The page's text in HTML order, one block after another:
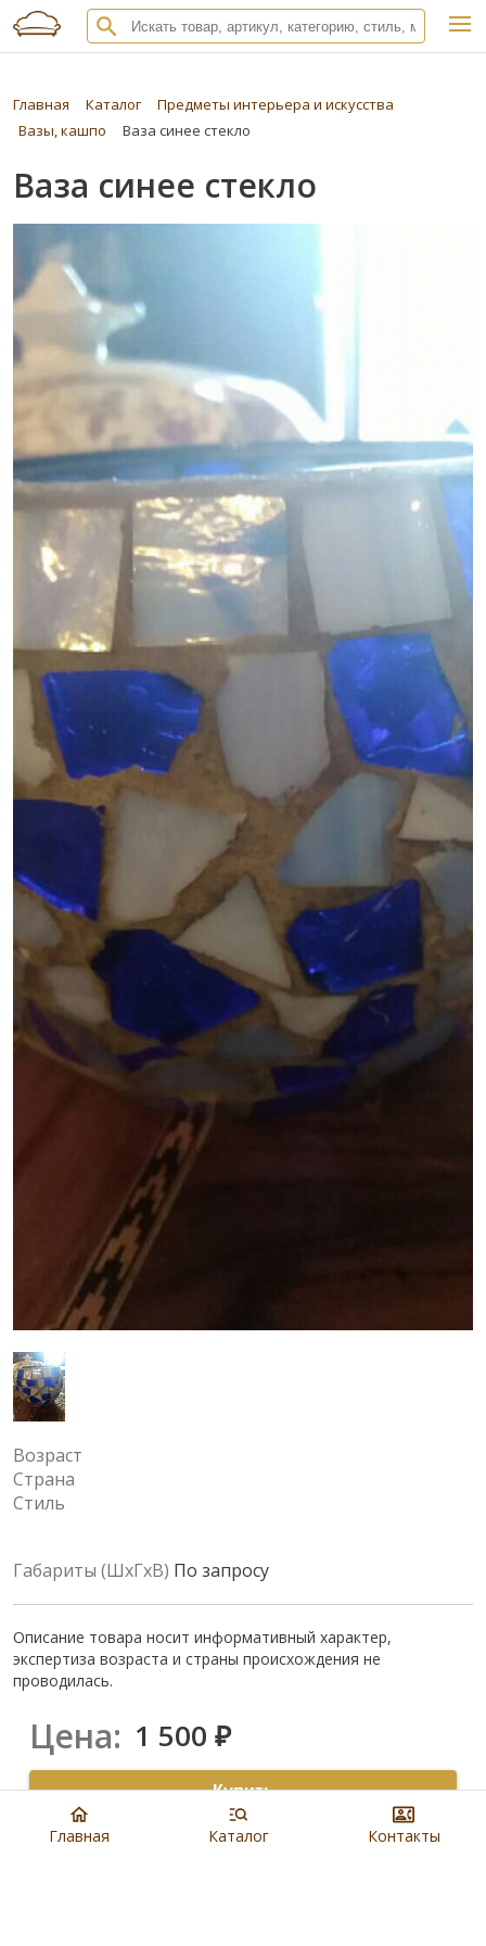
Главная Каталог
Предметы интерьера и искусства
Вазы, кашпо
Ваза синее стекло
Ваза синее стекло
Возраст
Страна
Стиль
Габариты (ШхГхВ) По запросу
Описание товара носит информативный характер,
экспертиза возраста и страны происхождения не
проводилась.
Цена: 1 500 ₽
Купить
8 901 279 19 19
Главная Каталог Контакты